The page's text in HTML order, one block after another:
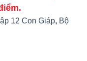
12 Con Giáp, Bộ